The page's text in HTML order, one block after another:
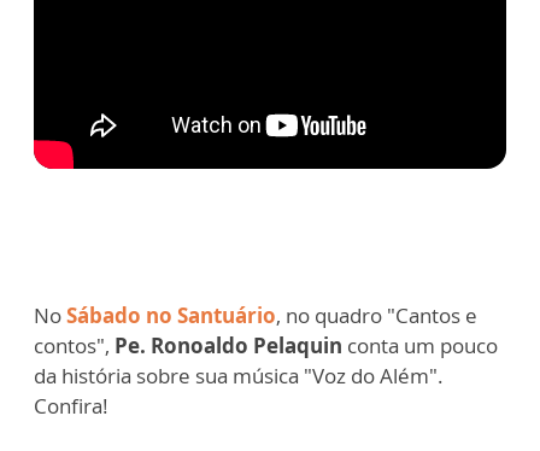
NoSábado no Santuário, no quadro "Cantos e
contos", Pe. Ronoaldo Pelaquin conta um pouco
da história sobre sua música "Voz do Além".
Confira!